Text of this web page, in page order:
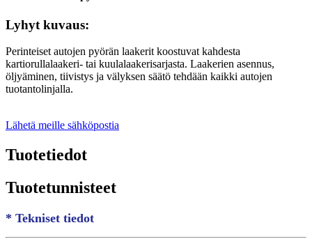
Lyhyt kuvaus:
Perinteiset autojen pyörän laakerit koostuvat kahdesta
kartiorullalaakeri- tai kuulalaakerisarjasta. Laakerien asennus,
öljyäminen, tiivistys ja välyksen säätö tehdään kaikki autojen
tuotantolinjalla.
Lähetä meille sähköpostia
Tuotetiedot
Tuotetunnisteet
* Tekniset tiedot